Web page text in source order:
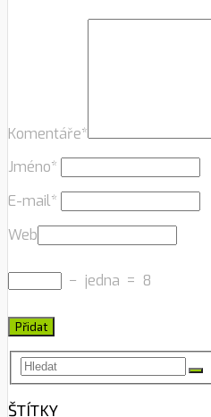
Komentáře*
Jméno*
E-mail*
Web
− jedna = 8
ŠTÍTKY